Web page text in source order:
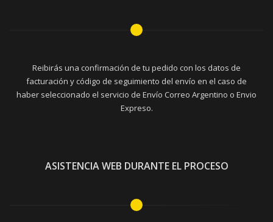
Reibirás una confirmación de tu pedido con los datos de
facturación y código de seguimiento del envío en el caso de
haber seleccionado el servicio de Envío Correo Argentino o Envio
Expreso.
ASISTENCIA WEB DURANTE EL PROCESO